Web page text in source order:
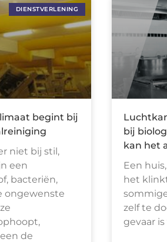
DIENSTVERLENING
begint bij
niet bij stil,
een
bacteriën,
ongewenste
de
bij
kan het
Een
het
zelf te
gevaar